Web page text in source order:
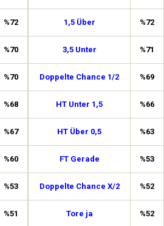
%72
%70
%70
%68
%67
%60
%53
%51
1,5 Über %72
3,5 Unter %71
Doppelte Chance 1/2 %69
HT Unter 1,5 %66
HT Über 0,5 %63
FT Gerade %53
Doppelte Chance X/2 %52
Tore ja %52